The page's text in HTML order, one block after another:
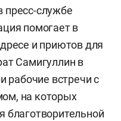
пресс-службе
помогает в
и приютов для
Самигуллин в
рабочие встречи с
на которых
благотворительной